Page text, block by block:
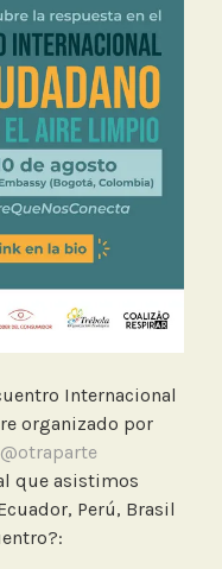
Internacional
organizado por
@otraparte
que asistimos
Perú, Brasil